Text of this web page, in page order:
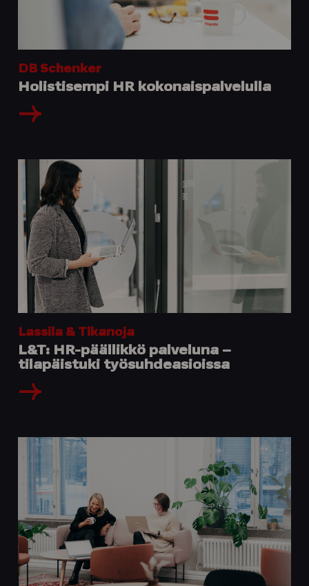
DB Schenker
Holistisempi HR kokonaispalvelulla
Lassila & Tikanoja
L&T: HR-päällikkö palveluna –
tilapäistuki työsuhdeasioissa